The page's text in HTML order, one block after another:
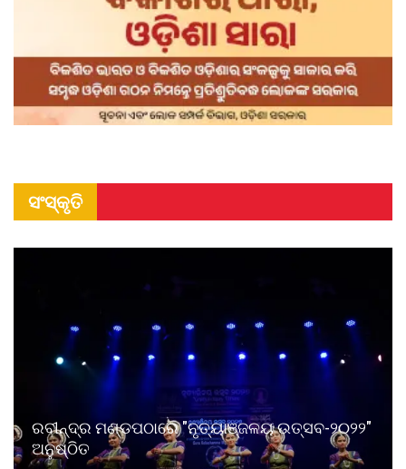
ସଂସ୍କୃତି
ରବୀନ୍ଦ୍ର ମଣ୍ଡପଠାରେ "ନୃତ୍ୟାଞ୍ଜଳୟ ଉତ୍ସବ-୨୦୨୨"
ଅନୁଷ୍ଠିତ